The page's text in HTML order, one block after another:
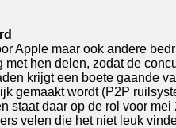
Apple maar ook andere
hen delen, zodat de
krijgt een boete gaande
gemaakt wordt (P2P
daar op de rol voor
velen die het niet leuk